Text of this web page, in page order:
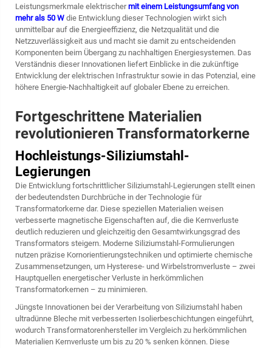
Leistungsmerkmale elektrischermit einem Leistungsumfang von
mehr als 50 W die Entwicklung dieser Technologien wirkt sich
unmittelbar auf die Energieeffizienz, die Netzqualität und die
Netzzuverlässigkeit aus und macht sie damit zu entscheidenden
Komponenten beim Übergang zu nachhaltigen Energiesystemen. Das
Verständnis dieser Innovationen liefert Einblicke in die zukünftige
Entwicklung der elektrischen Infrastruktur sowie in das Potenzial, eine
höhere Energie-Nachhaltigkeit auf globaler Ebene zu erreichen.
Fortgeschrittene Materialien
revolutionieren Transformatorkerne
Hochleistungs-Siliziumstahl-
Legierungen
Die Entwicklung fortschrittlicher Siliziumstahl-Legierungen stellt einen
der bedeutendsten Durchbrüche in der Technologie für
Transformatorkerne dar. Diese speziellen Materialien weisen
verbesserte magnetische Eigenschaften auf, die die Kernverluste
deutlich reduzieren und gleichzeitig den Gesamtwirkungsgrad des
Transformators steigern. Moderne Siliziumstahl-Formulierungen
nutzen präzise Kornorientierungstechniken und optimierte chemische
Zusammensetzungen, um Hysterese- und Wirbelstromverluste – zwei
Hauptquellen energetischer Verluste in herkömmlichen
Transformatorkernen – zu minimieren.
Jüngste Innovationen bei der Verarbeitung von Siliziumstahl haben
ultradünne Bleche mit verbesserten Isolierbeschichtungen eingeführt,
wodurch Transformatorenhersteller im Vergleich zu herkömmlichen
Materialien Kernverluste um bis zu 20 % senken können. Diese